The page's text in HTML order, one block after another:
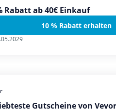
Rabatt ab 40€ Einkauf
10 % Rabatt erhalten
Gutscheine von